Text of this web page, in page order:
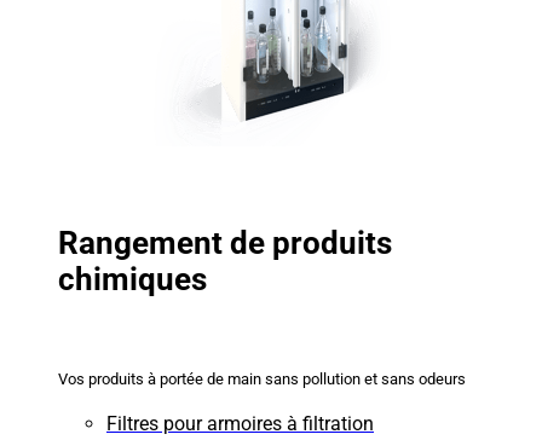
Rangement de produits
chimiques
Vos produits à portée de main sans pollution et sans odeurs
Filtres pour armoires à filtration